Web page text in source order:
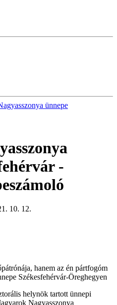
ünnepe
-
10. 12.
hanem az én pártfogóm
Székesfehérvár-Öreghegyen
helynök tartott ünnepi
Nagyasszonya